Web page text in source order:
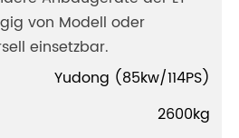
von Modell oder
einsetzbar.
Yudong (85kw/114PS)
2600kg